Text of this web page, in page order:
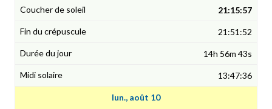
21:15:57
21:51:52
14h 56m 43s
13:47:36
lun., août 10